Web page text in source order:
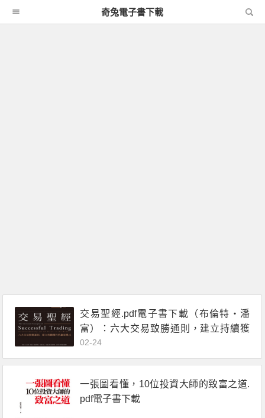
奇兔電子書下載
交易聖經.pdf電子書下載（布倫特‧潘
富）：六大交易致勝通則，建立持續獲
利的贏家模式
02-24
一張圖看懂，10位投資大師的致富之道.
pdf電子書下載